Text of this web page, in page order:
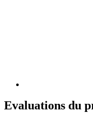
Evaluations du